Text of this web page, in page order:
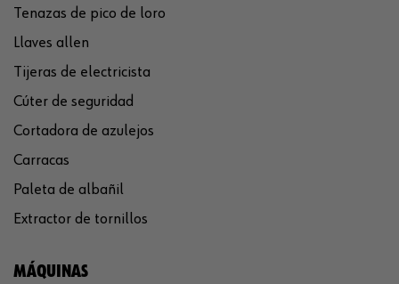
Tenazas de pico de loro
Llaves allen
Tijeras de electricista
Cúter de seguridad
Cortadora de azulejos
Carracas
Paleta de albañil
Extractor de tornillos
MÁQUINAS